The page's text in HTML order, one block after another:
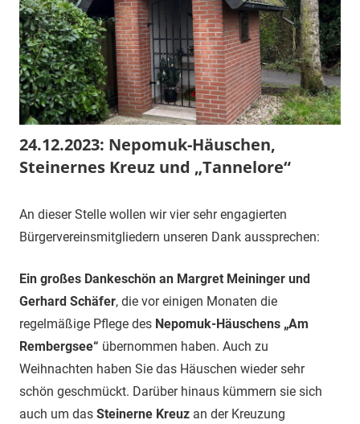
24.12.2023: Nepomuk-Häuschen,
Steinernes Kreuz und „Tannelore“
3.
Dezember
1.
Vorsitzender
Mitteilung
An dieser Stelle wollen wir vier sehr engagierten
Bürgervereinsmitgliedern unseren Dank aussprechen:
Ein großes Dankeschön an Margret Meininger und
Gerhard Schäfer, die vor einigen Monaten die
regelmäßige Pflege des Nepomuk-Häuschens „Am
Rembergsee“ übernommen haben. Auch zu
Weihnachten haben Sie das Häuschen wieder sehr
schön geschmückt. Darüber hinaus kümmern sie sich
auch um das Steinerne Kreuz an der Kreuzung